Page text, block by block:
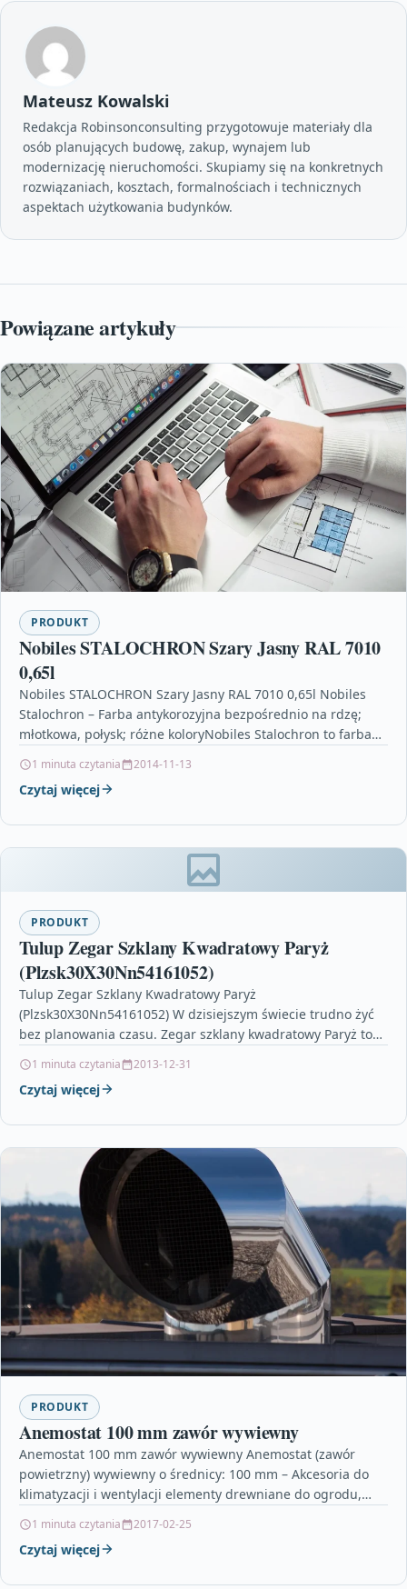
Mateusz Kowalski
Redakcja Robinsonconsulting przygotowuje materiały dla
osób planujących budowę, zakup, wynajem lub
modernizację nieruchomości. Skupiamy się na konkretnych
rozwiązaniach, kosztach, formalnościach i technicznych
aspektach użytkowania budynków.
Powiązane artykuły
PRODUKT
Nobiles STALOCHRON Szary Jasny RAL 7010
0,65l
Nobiles STALOCHRON Szary Jasny RAL 7010 0,65l Nobiles
Stalochron – Farba antykorozyjna bezpośrednio na rdzę;
młotkowa, połysk; różne koloryNobiles Stalochron to farba
1 minuta czytania 2014-11-13
Czytaj więcej
PRODUKT
Tulup Zegar Szklany Kwadratowy Paryż
(Plzsk30X30Nn54161052)
Tulup Zegar Szklany Kwadratowy Paryż
(Plzsk30X30Nn54161052) W dzisiejszym świecie trudno żyć
bez planowania czasu. Zegar szklany kwadratowy Paryż to
1 minuta czytania 2013-12-31
Czytaj więcej
PRODUKT
Anemostat 100 mm zawór wywiewny
Anemostat 100 mm zawór wywiewny Anemostat (zawór
powietrzny) wywiewny o średnicy: 100 mm – Akcesoria do
klimatyzacji i wentylacji elementy drewniane do ogrodu,
1 minuta czytania 2017-02-25
Czytaj więcej